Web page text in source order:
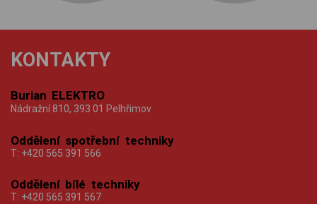
KONTAKTY
Burian ELEKTRO
Nádražní 810, 393 01 Pelhřimov
Oddělení spotřební techniky
T: +420 565 391 566
Oddělení bílé techniky
T: +420 565 391 567